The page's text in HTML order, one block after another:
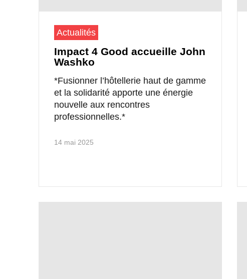
Actualités
Impact 4 Good accueille John
Washko
*Fusionner l’hôtellerie haut de gamme
et la solidarité apporte une énergie
nouvelle aux rencontres
professionnelles.*
14 mai 2025